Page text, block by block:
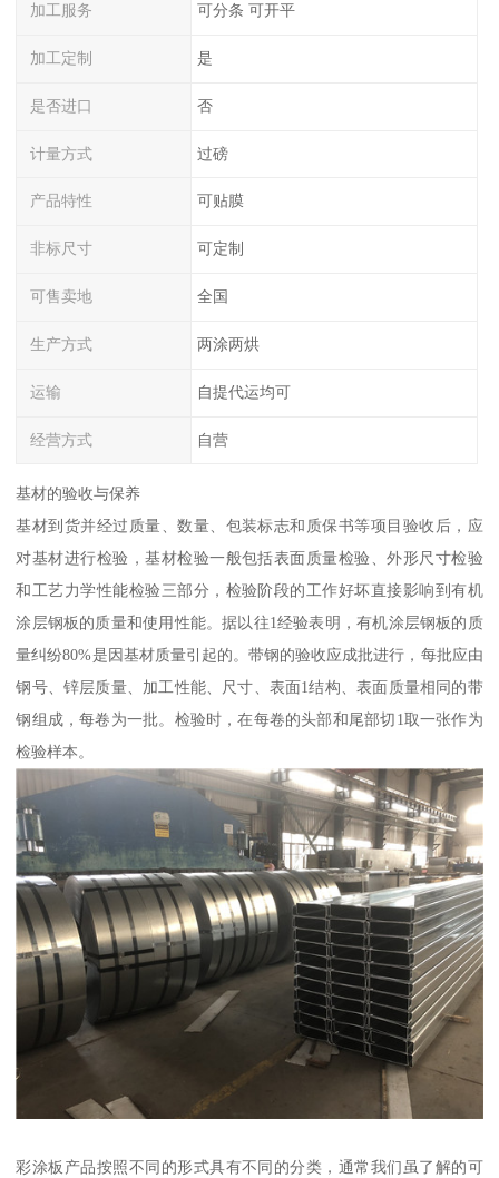
加工服务 可分条 可开平
加工定制 是
是否进口 否
计量方式 过磅
产品特性 可贴膜
非标尺寸 可定制
可售卖地 全国
生产方式 两涂两烘
运输 自提代运均可
经营方式 自营
基材的验收与保养
基材到货并经过质量、数量、包装标志和质保书等项目验收后，应
对基材进行检验，基材检验一般包括表面质量检验、外形尺寸检验
和工艺力学性能检验三部分，检验阶段的工作好坏直接影响到有机
涂层钢板的质量和使用性能。据以往1经验表明，有机涂层钢板的质
量纠纷80%是因基材质量引起的。带钢的验收应成批进行，每批应由
钢号、锌层质量、加工性能、尺寸、表面1结构、表面质量相同的带
钢组成，每卷为一批。检验时，在每卷的头部和尾部切1取一张作为
检验样本。
彩涂板产品按照不同的形式具有不同的分类，通常我们虽了解的可